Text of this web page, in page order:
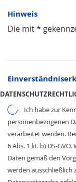
Hinweis
Die mit *
Ich habe zur
personenbezogenen
verarbeitet werden.
6 Abs. 1 lit. b) DS-
Daten gemäß den
werden ausschließlich